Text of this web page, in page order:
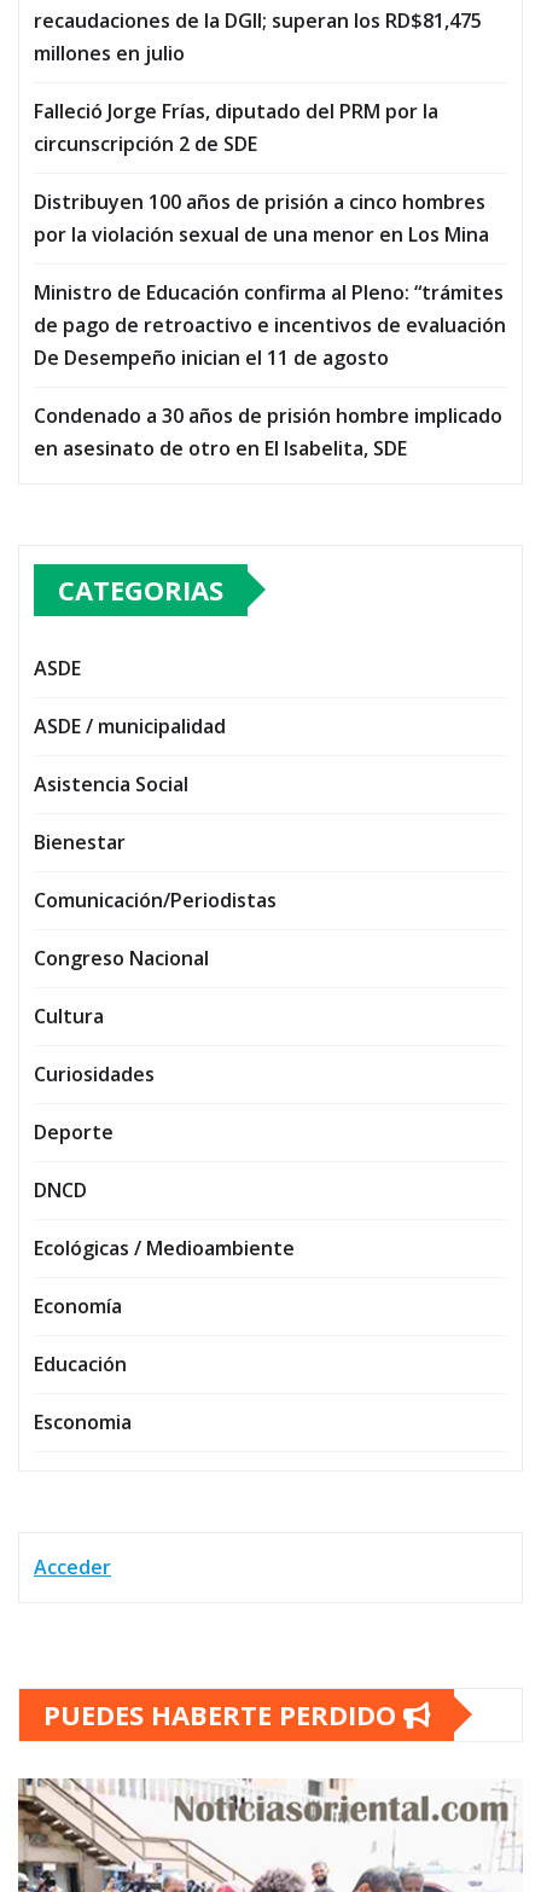
recaudaciones de la DGII; superan los RD$81,475
millones en julio
Falleció Jorge Frías, diputado del PRM por la
circunscripción 2 de SDE
Distribuyen 100 años de prisión a cinco hombres
por la violación sexual de una menor en Los Mina
Ministro de Educación confirma al Pleno: “trámites
de pago de retroactivo e incentivos de evaluación
De Desempeño inician el 11 de agosto
Condenado a 30 años de prisión hombre implicado
en asesinato de otro en El Isabelita, SDE
CATEGORIAS
ASDE
ASDE / municipalidad
Asistencia Social
Bienestar
Comunicación/Periodistas
Congreso Nacional
Cultura
Curiosidades
Deporte
DNCD
Ecológicas / Medioambiente
Economía
Educación
Esconomia
Acceder
PUEDES HABERTE PERDIDO